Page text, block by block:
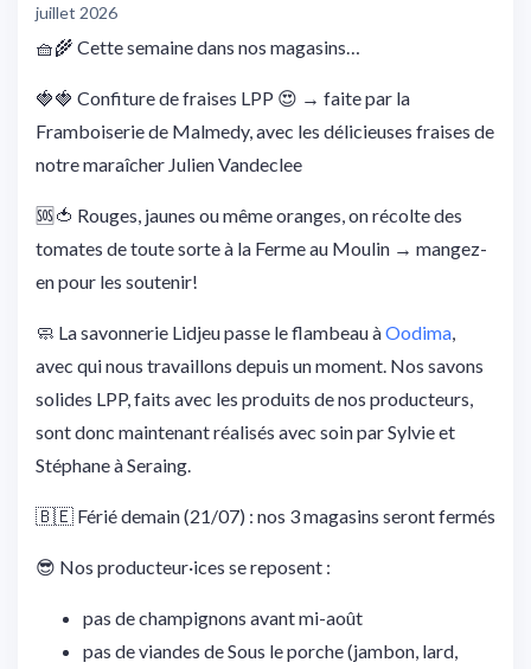
juillet 2026
🧺🌾 Cette semaine dans nos magasins…
🍓🍓 Confiture de fraises LPP 😍 → faite par la
Framboiserie de Malmedy, avec les délicieuses fraises de
notre maraîcher Julien Vandeclee
🆘🍅 Rouges, jaunes ou même oranges, on récolte des
tomates de toute sorte à la Ferme au Moulin → mangez-
en pour les soutenir!
🧼 La savonnerie Lidjeu passe le flambeau àOodima,
avec qui nous travaillons depuis un moment. Nos savons
solides LPP, faits avec les produits de nos producteurs,
sont donc maintenant réalisés avec soin par Sylvie et
Stéphane à Seraing.
🇧🇪 Férié demain (21/07) : nos 3 magasins seront fermés
😎 Nos producteur·ices se reposent :
pas de champignons avant mi-août
pas de viandes de Sous le porche (jambon, lard,